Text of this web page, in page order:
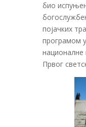
био
појачких
програмом
Првог